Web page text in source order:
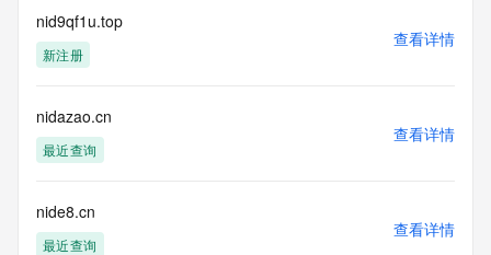
nid9qf1u.top
新注册
查看详情
nidazao.cn
最近查询
查看详情
nide8.cn
最近查询
查看详情